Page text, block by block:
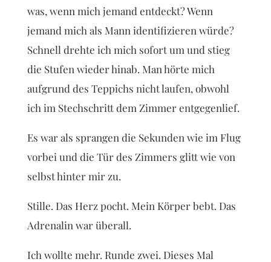
was, wenn mich jemand entdeckt? Wenn
jemand mich als Mann identifizieren würde?
Schnell drehte ich mich sofort um und stieg
die Stufen wieder hinab. Man hörte mich
aufgrund des Teppichs nicht laufen, obwohl
ich im Stechschritt dem Zimmer entgegenlief.
Es war als sprangen die Sekunden wie im Flug
vorbei und die Tür des Zimmers glitt wie von
selbst hinter mir zu.
Stille. Das Herz pocht. Mein Körper bebt. Das
Adrenalin war überall.
Ich wollte mehr. Runde zwei. Dieses Mal